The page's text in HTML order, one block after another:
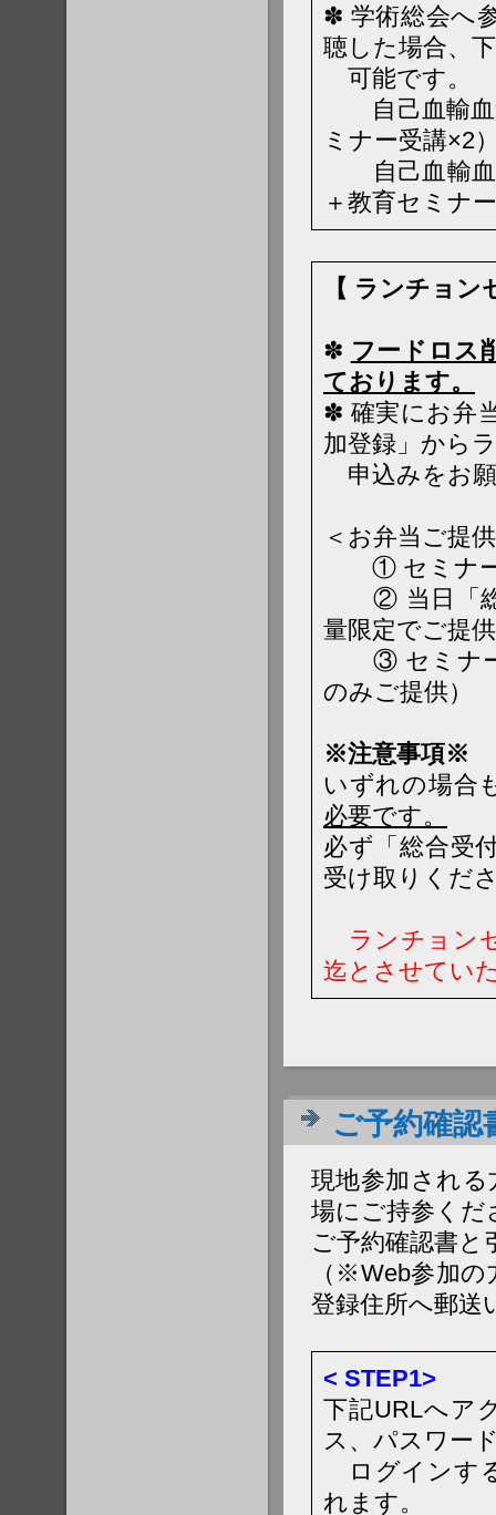
✽ 学術総会へ
聴した場合、
可能です。
自己血輸血
ミナー受講×2
自己血輸血
＋教育セミナ
【 ランチョン
✽ フードロス
ております。
✽ 確実にお弁
加登録」から
申込みをお
＜お弁当ご提
① セミナー
② 当日「総
量限定でご提
③ セミナー
のみご提供）
※注意事項※
いずれの場合
必要です。
必ず「総合受
受け取りくだ
ランチョン
迄とさせてい
ご予約確認
現地参加され
場にご持参くだ
ご予約確認書と
（※Web参加
登録住所へ郵送
< STEP1>
下記URLへア
ス、パスワー
ログインす
れます。